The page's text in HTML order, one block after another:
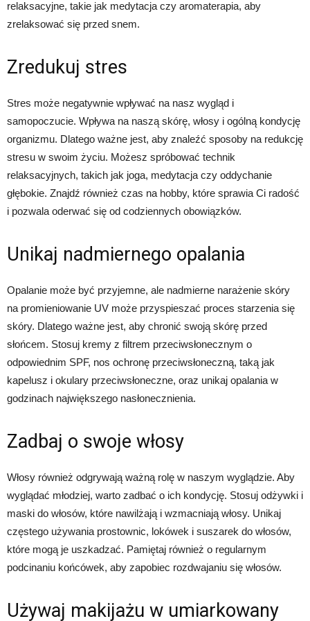
relaksacyjne, takie jak medytacja czy aromaterapia, aby
zrelaksować się przed snem.
Zredukuj stres
Stres może negatywnie wpływać na nasz wygląd i
samopoczucie. Wpływa na naszą skórę, włosy i ogólną kondycję
organizmu. Dlatego ważne jest, aby znaleźć sposoby na redukcję
stresu w swoim życiu. Możesz spróbować technik
relaksacyjnych, takich jak joga, medytacja czy oddychanie
głębokie. Znajdź również czas na hobby, które sprawia Ci radość
i pozwala oderwać się od codziennych obowiązków.
Unikaj nadmiernego opalania
Opalanie może być przyjemne, ale nadmierne narażenie skóry
na promieniowanie UV może przyspieszać proces starzenia się
skóry. Dlatego ważne jest, aby chronić swoją skórę przed
słońcem. Stosuj kremy z filtrem przeciwsłonecznym o
odpowiednim SPF, nos ochronę przeciwsłoneczną, taką jak
kapelusz i okulary przeciwsłoneczne, oraz unikaj opalania w
godzinach największego nasłonecznienia.
Zadbaj o swoje włosy
Włosy również odgrywają ważną rolę w naszym wyglądzie. Aby
wyglądać młodziej, warto zadbać o ich kondycję. Stosuj odżywki i
maski do włosów, które nawilżają i wzmacniają włosy. Unikaj
częstego używania prostownic, lokówek i suszarek do włosów,
które mogą je uszkadzać. Pamiętaj również o regularnym
podcinaniu końcówek, aby zapobiec rozdwajaniu się włosów.
Używaj makijażu w umiarkowany